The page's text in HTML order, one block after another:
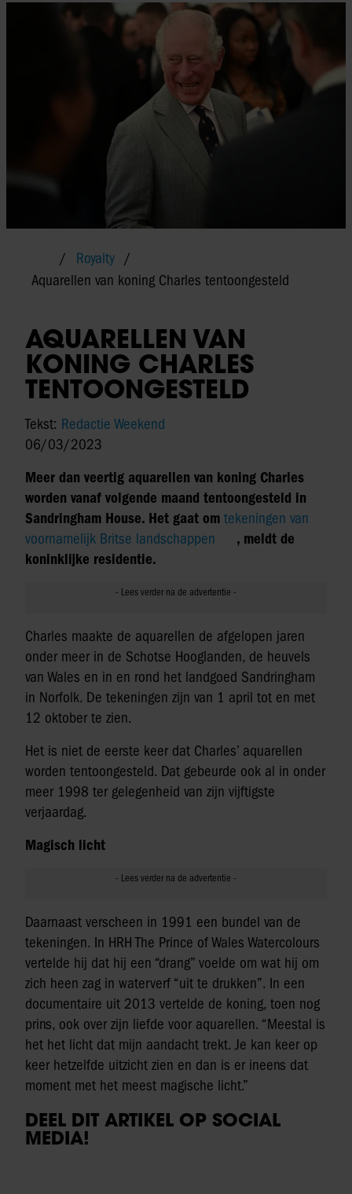
Royalty
Aquarellen van koning Charles tentoongesteld
AQUARELLEN VAN
KONING CHARLES
TENTOONGESTELD
Tekst: Redactie Weekend
06/03/2023
Meer dan veertig aquarellen van koning Charles
worden vanaf volgende maand tentoongesteld in
Sandringham House. Het gaat om tekeningen van
voornamelijk Britse landschappen
, meldt de
koninklijke residentie.
Charles maakte de aquarellen de afgelopen jaren
onder meer in de Schotse Hooglanden, de heuvels
van Wales en in en rond het landgoed Sandringham
in Norfolk. De tekeningen zijn van 1 april tot en met
12 oktober te zien.
Het is niet de eerste keer dat Charles’ aquarellen
worden tentoongesteld. Dat gebeurde ook al in onder
meer 1998 ter gelegenheid van zijn vijftigste
verjaardag.
Magisch licht
Daarnaast verscheen in 1991 een bundel van de
tekeningen. In HRH The Prince of Wales Watercolours
vertelde hij dat hij een “drang” voelde om wat hij om
zich heen zag in waterverf “uit te drukken”. In een
documentaire uit 2013 vertelde de koning, toen nog
prins, ook over zijn liefde voor aquarellen. “Meestal is
het het licht dat mijn aandacht trekt. Je kan keer op
keer hetzelfde uitzicht zien en dan is er ineens dat
moment met het meest magische licht.”
DEEL DIT ARTIKEL OP SOCIAL
MEDIA!